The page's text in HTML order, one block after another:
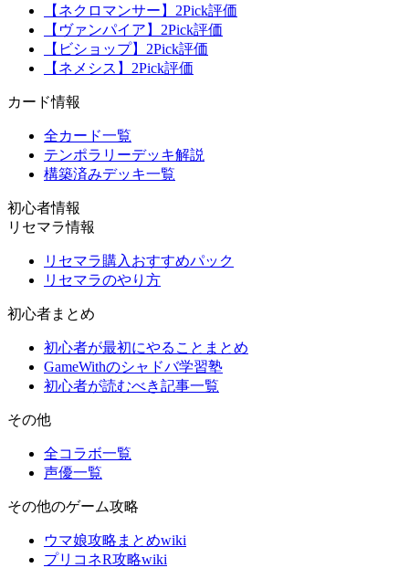
【ネクロマンサー】2Pick評価
【ヴァンパイア】2Pick評価
【ビショップ】2Pick評価
【ネメシス】2Pick評価
カード情報
全カード一覧
テンポラリーデッキ解説
構築済みデッキ一覧
初心者情報
リセマラ情報
リセマラ購入おすすめパック
リセマラのやり方
初心者まとめ
初心者が最初にやることまとめ
GameWithのシャドバ学習塾
初心者が読むべき記事一覧
その他
全コラボ一覧
声優一覧
その他のゲーム攻略
ウマ娘攻略まとめwiki
プリコネR攻略wiki